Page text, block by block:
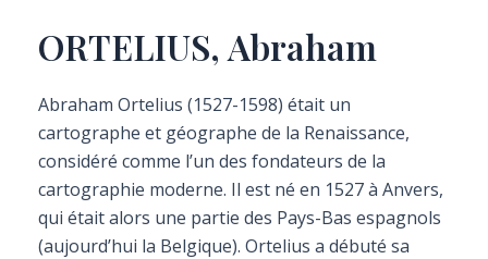
ORTELIUS, Abraham
Abraham Ortelius (1527-1598) était un
cartographe et géographe de la Renaissance,
considéré comme l’un des fondateurs de la
cartographie moderne. Il est né en 1527 à Anvers,
qui était alors une partie des Pays-Bas espagnols
(aujourd’hui la Belgique). Ortelius a débuté sa